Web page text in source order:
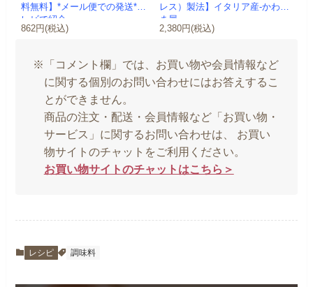
料無料】*メール便での発送*テ
レビで紹介
862円(税込)
レス）製法】イタリア産-かわし
ま屋-
2,380円(税込)
※「コメント欄」では、お買い物や会員情報など
に関する個別のお問い合わせにはお答えするこ
とができません。
商品の注文・配送・会員情報など「お買い物・
サービス」に関するお問い合わせは、 お買い
物サイトのチャットをご利用ください。
お買い物サイトのチャットはこちら＞
レシピ 調味料